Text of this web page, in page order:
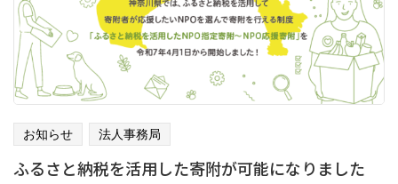
お知らせ 法人事務局
ふるさと納税を活用した寄附が可能になりました